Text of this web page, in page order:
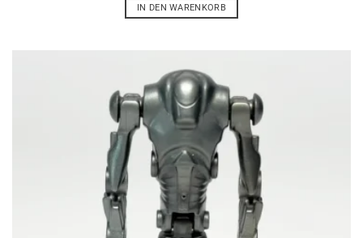
IN DEN WARENKORB